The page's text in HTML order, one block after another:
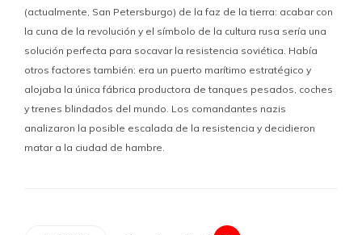
(actualmente, San Petersburgo) de la faz de la tierra: acabar con
la cuna de la revolución y el símbolo de la cultura rusa sería una
solución perfecta para socavar la resistencia soviética. Había
otros factores también: era un puerto marítimo estratégico y
alojaba la única fábrica productora de tanques pesados, coches
y trenes blindados del mundo. Los comandantes nazis
analizaron la posible escalada de la resistencia y decidieron
matar a la ciudad de hambre.